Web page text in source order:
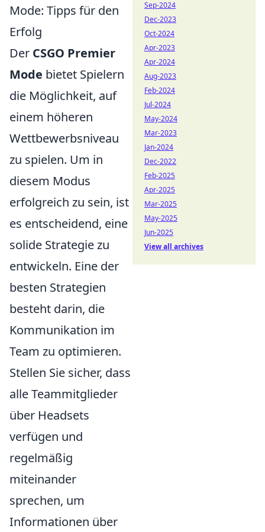
Mode: Tipps für den
Erfolg
Der CSGO Premier
Mode bietet Spielern
die Möglichkeit, auf
einem höheren
Wettbewerbsniveau
zu spielen. Um in
diesem Modus
erfolgreich zu sein, ist
es entscheidend, eine
solide Strategie zu
entwickeln. Eine der
besten Strategien
besteht darin, die
Kommunikation im
Team zu optimieren.
Stellen Sie sicher, dass
alle Teammitglieder
über Headsets
verfügen und
regelmäßig
miteinander
sprechen, um
Informationen über
Sep-2024
Dec-2023
Oct-2024
Apr-2023
Apr-2024
Aug-2023
Feb-2024
Jul-2024
May-2024
Mar-2023
Jan-2024
Dec-2022
Feb-2025
Apr-2025
Mar-2025
May-2025
Jun-2025
View all archives